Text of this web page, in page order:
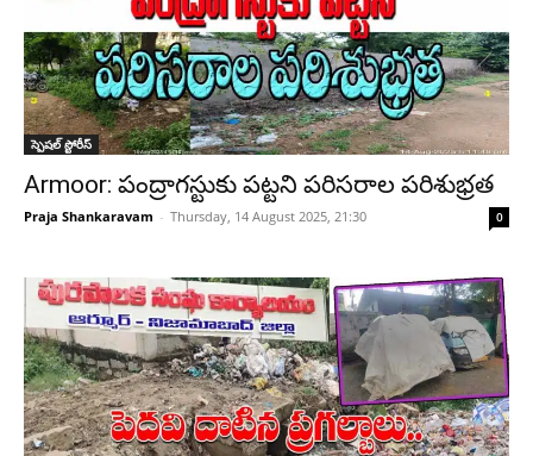
స్పెషల్ స్టోరీస్
Armoor: పంద్రాగస్టుకు పట్టని పరిసరాల పరిశుభ్రత
Praja Shankaravam - Thursday, 14 August 2025, 21:30 0